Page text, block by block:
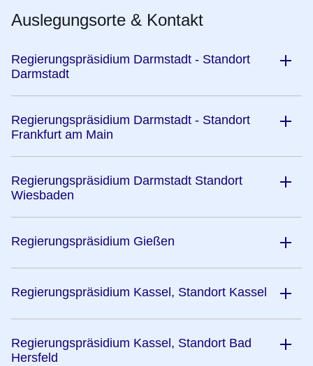
Auslegungsorte & Kontakt
Regierungspräsidium Darmstadt - Standort
Darmstadt
Regierungspräsidium Darmstadt - Standort
Frankfurt am Main
Regierungspräsidium Darmstadt Standort
Wiesbaden
Regierungspräsidium Gießen
Regierungspräsidium Kassel, Standort Kassel
Regierungspräsidium Kassel, Standort Bad
Hersfeld